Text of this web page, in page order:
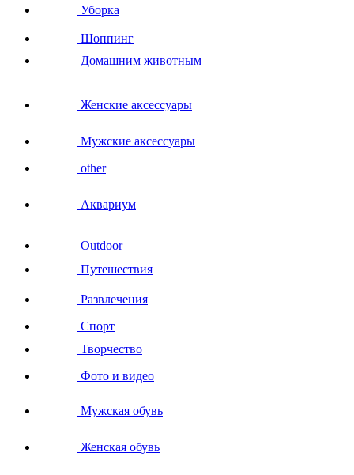
Уборка
Шоппинг
Домашним животным
Женские аксессуары
Мужские аксессуары
other
Аквариум
Outdoor
Путешествия
Развлечения
Спорт
Творчество
Фото и видео
Мужская обувь
Женская обувь